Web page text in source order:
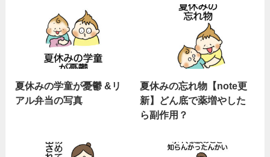
夏休みの学童が憂鬱 &リ
アル弁当の写真
夏休みの忘れ物【note更
新】どん底で薬増やした
ら副作用？